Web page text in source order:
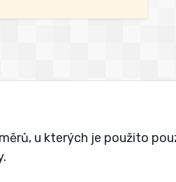
u kterých je použito